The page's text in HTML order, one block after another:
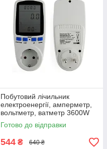
Побутовий лічильник
електроенергії, амперметр,
вольтметр, ватметр 3600W
Готово до відправки
544 ₴ 640 ₴